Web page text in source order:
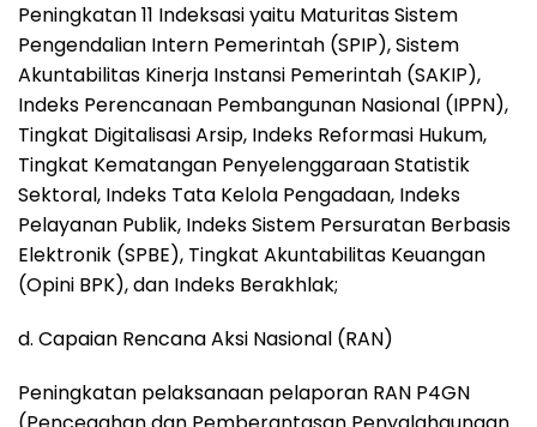
Peningkatan 11 Indeksasi yaitu Maturitas Sistem
Pengendalian Intern Pemerintah (SPIP), Sistem
Akuntabilitas Kinerja Instansi Pemerintah (SAKIP),
Indeks Perencanaan Pembangunan Nasional (IPPN),
Tingkat Digitalisasi Arsip, Indeks Reformasi Hukum,
Tingkat Kematangan Penyelenggaraan Statistik
Sektoral, Indeks Tata Kelola Pengadaan, Indeks
Pelayanan Publik, Indeks Sistem Persuratan Berbasis
Elektronik (SPBE), Tingkat Akuntabilitas Keuangan
(Opini BPK), dan Indeks Berakhlak;
d. Capaian Rencana Aksi Nasional (RAN)
Peningkatan pelaksanaan pelaporan RAN P4GN